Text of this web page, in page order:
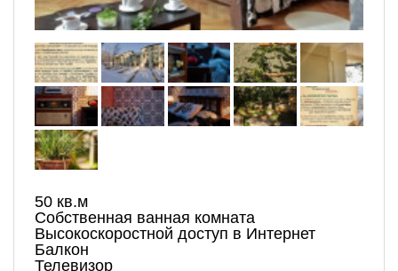
50 кв.м
Собственная ванная комната
Высокоскоростной доступ в Интернет
Балкон
Телевизор